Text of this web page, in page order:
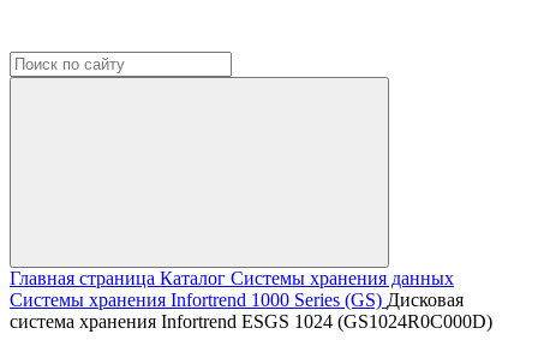
Главная страница Каталог Системы хранения данных
Системы хранения Infortrend 1000 Series (GS) Дисковая
система хранения Infortrend ESGS 1024 (GS1024R0C000D)